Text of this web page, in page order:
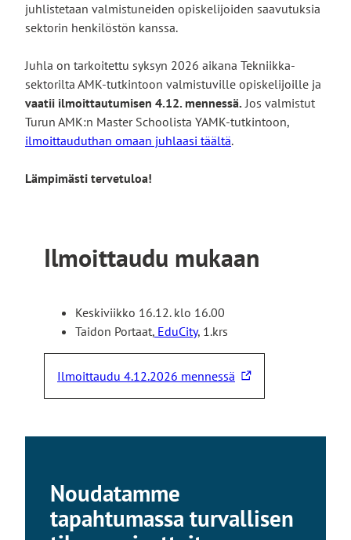
juhlistetaan valmistuneiden opiskelijoiden saavutuksia
sektorin henkilöstön kanssa.
Juhla on tarkoitettu syksyn 2026 aikana Tekniikka-
sektorilta AMK-tutkintoon valmistuville opiskelijoille ja
vaatii ilmoittautumisen 4.12. mennessä. Jos valmistut
Turun AMK:n Master Schoolista YAMK-tutkintoon,
ilmoittauduthan omaan juhlaasi täältä.
Lämpimästi tervetuloa!
Ilmoittaudu mukaan
Keskiviikko 16.12. klo 16.00
Taidon Portaat, EduCity, 1.krs
Ilmoittaudu 4.12.2026 mennessä
L
i
k
v
i
e
Noudatamme
tapahtumassa turvallisen